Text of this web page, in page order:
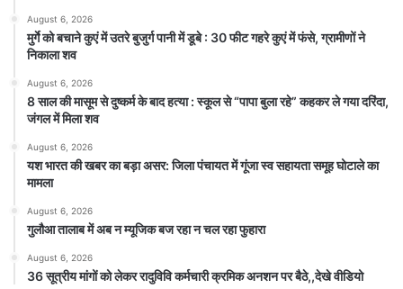
August 6, 2026
मुर्गे को बचाने कुएं में उतरे बुजुर्ग पानी में डूबे : 30 फीट गहरे कुएं में फंसे, ग्रामीणों ने
निकाला शव
August 6, 2026
8 साल की मासूम से दुष्कर्म के बाद हत्या : स्कूल से “पापा बुला रहे” कहकर ले गया दरिंदा,
जंगल में मिला शव
August 6, 2026
यश भारत की खबर का बड़ा असर: जिला पंचायत में गूंजा स्व सहायता समूह घोटाले का
मामला
August 6, 2026
गुलौआ तालाब में अब न म्यूजिक बज रहा न चल रहा फुहारा
August 6, 2026
36 सूत्रीय मांगों को लेकर रादुविवि कर्मचारी क्रमिक अनशन पर बैठे,,देखे वीडियो